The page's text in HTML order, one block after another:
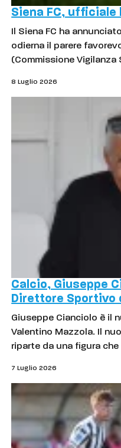
Siena FC, ufficiale
Il Siena FC ha
odierna il parere
(Commissione
8 Luglio 2026
Calcio, Giuseppe
Direttore Sportivo
Giuseppe Cianciolo è il
Valentino Mazzola. Il
riparte da una figura
7 Luglio 2026